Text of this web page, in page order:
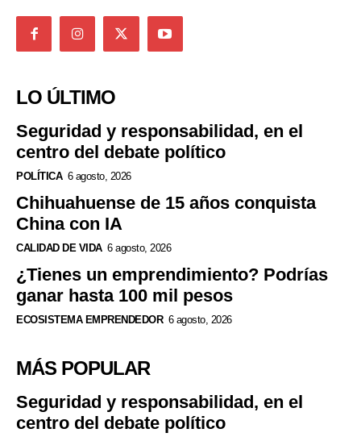
LO ÚLTIMO
Seguridad y responsabilidad, en el
centro del debate político
POLÍTICA 6 agosto, 2026
Chihuahuense de 15 años conquista
China con IA
CALIDAD DE VIDA 6 agosto, 2026
¿Tienes un emprendimiento? Podrías
ganar hasta 100 mil pesos
ECOSISTEMA EMPRENDEDOR 6 agosto, 2026
MÁS POPULAR
Seguridad y responsabilidad, en el
centro del debate político